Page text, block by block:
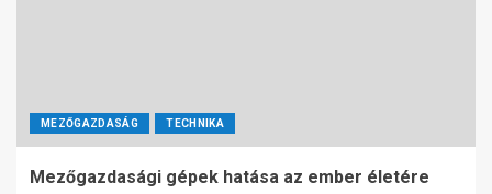
MEZŐGAZDASÁG TECHNIKA
Mezőgazdasági gépek hatása az ember életére